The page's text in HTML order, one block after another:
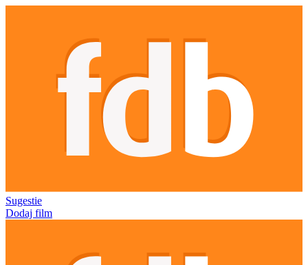
Sugestie
Dodaj film